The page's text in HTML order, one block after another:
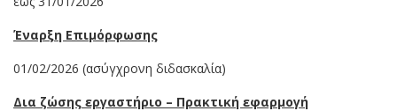
Έναρξη Επιμόρφωσης
01/02/2026 (ασύγχρονη διδασκαλία)
Δια ζώσης εργαστήριο – Πρακτική εφαρμογή